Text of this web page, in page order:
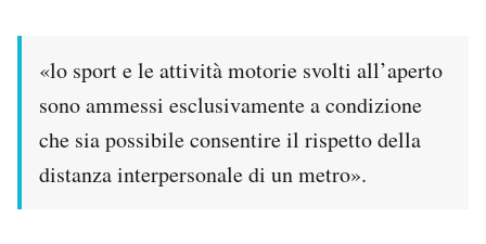
«lo sport e le attività motorie svolti all’aperto
sono ammessi esclusivamente a condizione
che sia possibile consentire il rispetto della
distanza interpersonale di un metro».